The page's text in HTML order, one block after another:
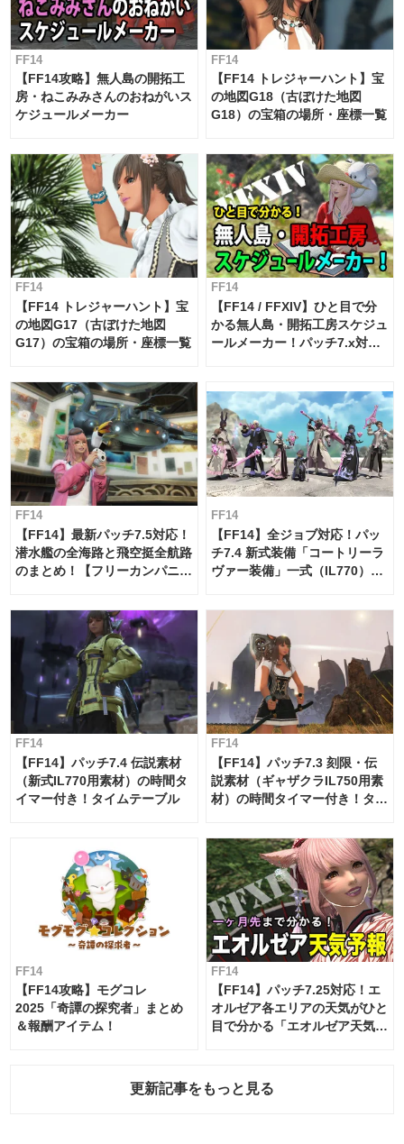
FF14
【FF14攻略】無人島の開拓工
房・ねこみみさんのおねがいス
ケジュールメーカー
FF14
【FF14 トレジャーハント】宝
の地図G18（古ぼけた地図
G18）の宝箱の場所・座標一覧
FF14
【FF14 トレジャーハント】宝
の地図G17（古ぼけた地図
G17）の宝箱の場所・座標一覧
FF14
【FF14 / FFXIV】ひと目で分
かる無人島・開拓工房スケジュ
ールメーカー！パッチ7.x対応
FF14
【FF14】最新パッチ7.5対応！
潜水艦の全海路と飛空挺全航路
のまとめ！【フリーカンパニ
FF14
【FF14】全ジョブ対応！パッ
チ7.4 新式装備「コートリーラ
ヴァー装備」一式（IL770）の
FF14
【FF14】パッチ7.4 伝説素材
（新式IL770用素材）の時間タ
イマー付き！タイムテーブル
FF14
【FF14】パッチ7.3 刻限・伝
説素材（ギャザクラIL750用素
材）の時間タイマー付き！タイ
FF14
【FF14攻略】モグコレ
2025「奇譚の探究者」まとめ
＆報酬アイテム！
FF14
【FF14】パッチ7.25対応！エ
オルゼア各エリアの天気がひと
目で分かる「エオルゼア天気予
更新記事をもっと見る